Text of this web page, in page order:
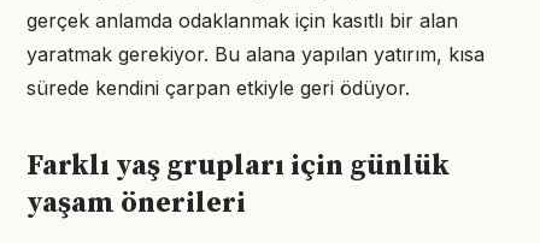
gerçek anlamda odaklanmak için kasıtlı bir alan
yaratmak gerekiyor. Bu alana yapılan yatırım, kısa
sürede kendini çarpan etkiyle geri ödüyor.
Farklı yaş grupları için günlük
yaşam önerileri